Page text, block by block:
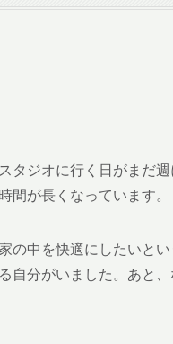
タジオに行く日がまだ
間が長くなっています。
の中を快適にしたいと
自分がいました。あと